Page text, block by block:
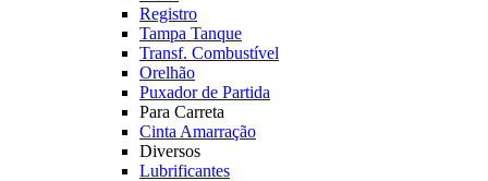
Registro
Tampa Tanque
Transf. Combustível
Orelhão
Puxador de Partida
Para Carreta
Cinta Amarração
Diversos
Lubrificantes